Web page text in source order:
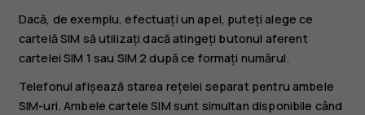
Dacă, de exemplu, efectuați un apel, puteți alege ce
cartelă SIM să utilizați dacă atingeți butonul aferent
cartelei SIM 1 sau SIM 2 după ce formați numărul.
Telefonul afișează starea rețelei separat pentru ambele
SIM-uri. Ambele cartele SIM sunt simultan disponibile când